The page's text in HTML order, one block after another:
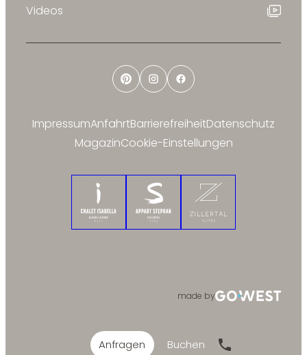
Anfragen Buchen
PinterestInstagramFacebook
Videos
ImpressumAnfahrtBarrierefreiheitDatenschutz
MagazinCookie-Einstellungen
Chalet IsabellaAppart StephanZillertal Suites
made by